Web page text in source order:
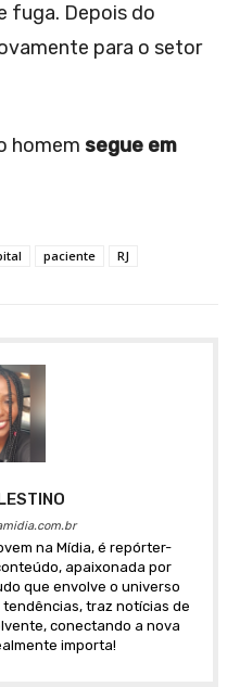
fuga. Depois do
para o setor
homem segue em
paciente RJ
na Mídia, é repórter-
apaixonada por
que envolve o universo
traz notícias de
conectando a nova
importa!